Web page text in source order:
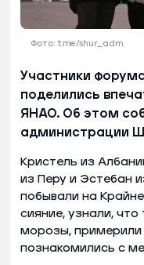
Фото: t.me/shur_adm
Участники
поделились
ЯНАО. Об этом
администрации
Кристель из
из Перу и Эстебан
побывали на
сияние, узнали,
морозы,
познакомились с